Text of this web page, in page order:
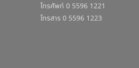
โทรศัพท์ 0 5596 1221
โทรสาร 0 5596 1223